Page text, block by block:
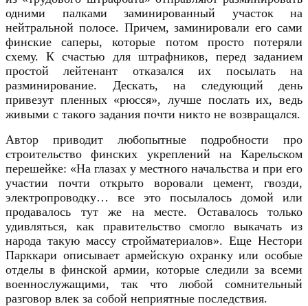
одними палками заминированный участок на
нейтральной полосе. Причем, заминировали его сами
финские саперы, которые потом просто потеряли
схему. К счастью для штрафников, перед заданием
простой лейтенант отказался их посылать на
разминирование. Дескать, на следующий день
привезут пленных «рюсся», лучше послать их, ведь
живыми с такого задания почти никто не возвращался.
Автор приводит любопытные подробности про
строительство финских укреплений на Карельском
перешейке: «На глазах у местного начальства и при его
участии почти открыто воровали цемент, гвозди,
электропроводку… все это посылалось домой или
продавалось тут же на месте. Оставалось только
удивляться, как правительство смогло выкачать из
народа такую массу стройматериалов».Еще Нестори
Парккари описывает армейскую охранку или особые
отделы в финской армии, которые следили за всеми
военнослужащими, так что любой сомнительный
разговор влек за собой неприятные последствия.